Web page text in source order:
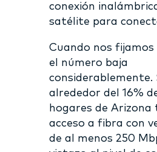
conexión
satélite para
Cuando nos
el número baja
considerablemente.
alrededor del 16%
hogares de Arizona
acceso a fibra con
de al menos 250